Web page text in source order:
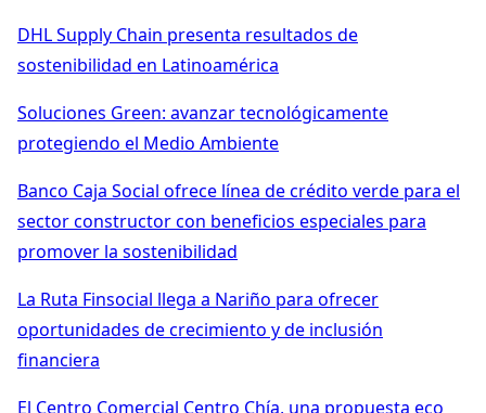
DHL Supply Chain presenta resultados de
sostenibilidad en Latinoamérica
Soluciones Green: avanzar tecnológicamente
protegiendo el Medio Ambiente
Banco Caja Social ofrece línea de crédito verde para el
sector constructor con beneficios especiales para
promover la sostenibilidad
La Ruta Finsocial llega a Nariño para ofrecer
oportunidades de crecimiento y de inclusión
financiera
El Centro Comercial Centro Chía, una propuesta eco